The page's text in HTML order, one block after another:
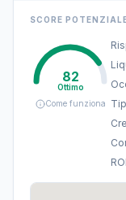
SCORE
82
Ottimo
Come funziona